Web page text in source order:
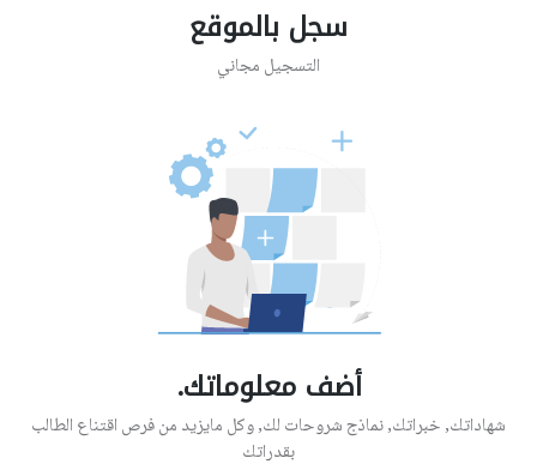
سجل بالموقع
التسجيل مجاني
أضف معلوماتك.
شهاداتك, خبراتك, نماذج شروحات لك, وكل مايزيد من فرص اقتناع الطالب
بقدراتك